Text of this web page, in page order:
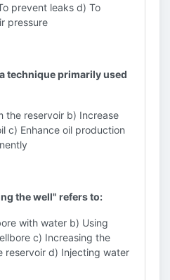
prevent leaks d) To
pressure
technique primarily used
the reservoir b) Increase
c) Enhance oil production
the well" refers to:
with water b) Using
c) Increasing the
reservoir d) Injecting water